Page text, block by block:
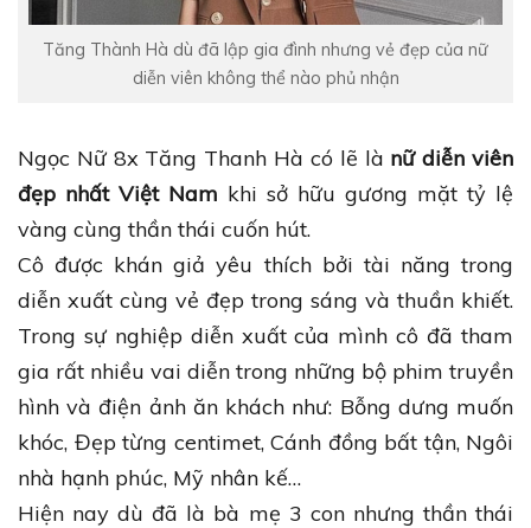
Tăng Thành Hà dù đã lập gia đình nhưng vẻ đẹp của nữ
diễn viên không thể nào phủ nhận
Ngọc Nữ 8x Tăng Thanh Hà có lẽ là nữ diễn viên
đẹp nhất Việt Nam khi sở hữu gương mặt tỷ lệ
vàng cùng thần thái cuốn hút.
Cô được khán giả yêu thích bởi tài năng trong
diễn xuất cùng vẻ đẹp trong sáng và thuần khiết.
Trong sự nghiệp diễn xuất của mình cô đã tham
gia rất nhiều vai diễn trong những bộ phim truyền
hình và điện ảnh ăn khách như: Bỗng dưng muốn
khóc, Đẹp từng centimet, Cánh đồng bất tận, Ngôi
nhà hạnh phúc, Mỹ nhân kế…
Hiện nay dù đã là bà mẹ 3 con nhưng thần thái